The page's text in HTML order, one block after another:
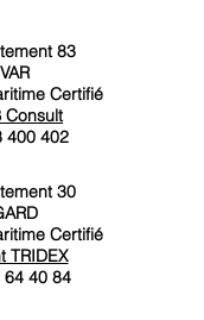
83
VAR
Certifié
Consult
400 402
30
Certifié
TRIDEX
64 40 84